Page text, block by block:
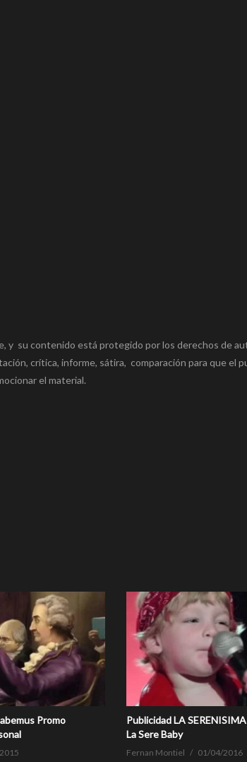
y su contenido está protegido por los derechos de
crítica, informe, sátira, comparación para que el
el material.
Promo
Publicidad LA
La Sere Baby
Fernan Montiel 01/04/2016